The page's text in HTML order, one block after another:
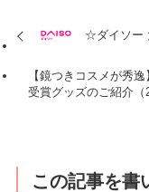
☆ダイソー
【鏡つきコスメが秀
受賞グッズのご紹介（
この記事を書